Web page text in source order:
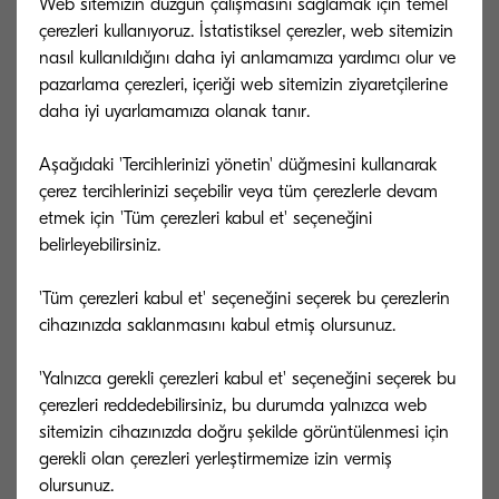
bu sayede doküman üzerindeki
barkodlar ile belgeler acente
bazında ayrıştırılarak, AXA’nın kendi
yazılım sistemleri tarafından
kolayca işlenecek şekilde sisteme dahil
edildi.
Firmanın gün içerisindeki
dokümantasyon taleplerine
Müdürlük lokasyonunda görevli
bir KYOCERA teknik personel hizmet
Sonuçlar
Web sitemizin düzgün çalışmasını sağlamak için temel
çerezleri kullanıyoruz. İstatistiksel çerezler, web sitemizin
nasıl kullanıldığını daha iyi anlamamıza yardımcı olur ve
pazarlama çerezleri, içeriği web sitemizin ziyaretçilerine
daha iyi uyarlamamıza olanak tanır.
Aşağıdaki 'Tercihlerinizi yönetin' düğmesini kullanarak
çerez tercihlerinizi seçebilir veya tüm çerezlerle devam
etmek için 'Tüm çerezleri kabul et' seçeneğini
belirleyebilirsiniz.
'Tüm çerezleri kabul et' seçeneğini seçerek bu çerezlerin
cihazınızda saklanmasını kabul etmiş olursunuz.
'Yalnızca gerekli çerezleri kabul et' seçeneğini seçerek bu
çerezleri reddedebilirsiniz, bu durumda yalnızca web
sitemizin cihazınızda doğru şekilde görüntülenmesi için
gerekli olan çerezleri yerleştirmemize izin vermiş